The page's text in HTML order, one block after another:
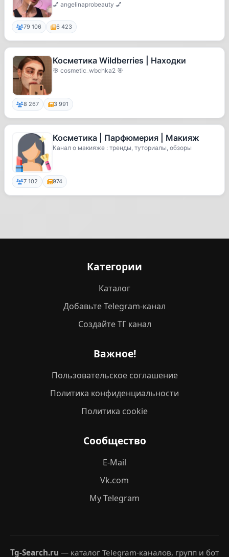
💅 angelinaprobeauty 💅
79 106 6 423
Косметика Wildberries | Находки
🎯 cosmetic_wbchka2 🎯
8 267 3 991
Косметика | Парфюмерия | Макияж
Канал о макияже : тренды, туториалы, обзоры
7 102 974
Категории
Каталог
Добавьте Telegram-канал
Создайте ТГ канал
Важное!
Пользовательское соглашение
Политика конфиденциальности
Политика cookie
Сообщество
E-Mail
Vk.com
My Telegram
Tg-Search.ru — каталог Telegram-каналов, групп и бот